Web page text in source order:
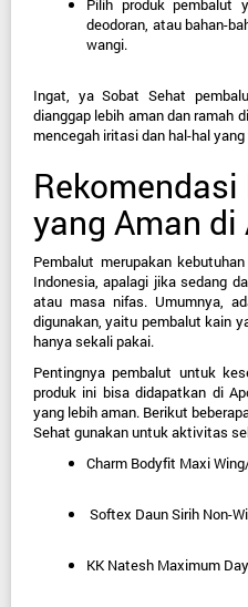
Pilih produk pembalut
deodoran, atau bahan-
wangi.
Ingat, ya Sobat Sehat
dianggap lebih aman dan ramah
mencegah iritasi dan hal-hal
yang Aman di
Pembalut merupakan
Indonesia, apalagi jika sedang
atau masa nifas. Umumnya,
digunakan, yaitu pembalut kain
hanya sekali pakai.
Pentingnya pembalut untuk
produk ini bisa didapatkan di
yang lebih aman. Berikut
Sehat gunakan untuk aktivitas
Charm Bodyfit Maxi
Softex Daun Sirih Non-
KK Natesh Maximum